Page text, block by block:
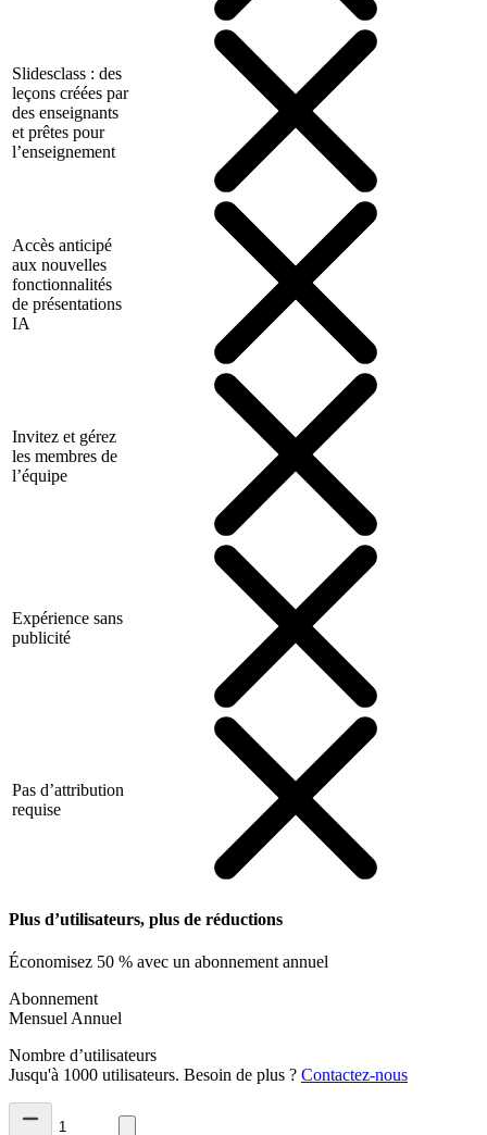
Slidesclass : des
leçons créées par
des enseignants
et prêtes pour
l’enseignement
Accès anticipé
aux nouvelles
fonctionnalités
de présentations
IA
Invitez et gérez
les membres de
l’équipe
Expérience sans
publicité
Pas d’attribution
requise
Plus d’utilisateurs, plus de réductions
Économisez 50 % avec un abonnement annuel
Abonnement
Mensuel Annuel
Nombre d’utilisateurs
Jusqu'à 1000 utilisateurs. Besoin de plus ? Contactez-nous